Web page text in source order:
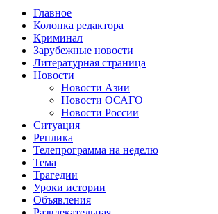
Главное
Колонка редактора
Криминал
Зарубежные новости
Литературная страница
Новости
Новости Азии
Новости ОСАГО
Новости России
Ситуация
Реплика
Телепрограмма на неделю
Тема
Трагедии
Уроки истории
Объявления